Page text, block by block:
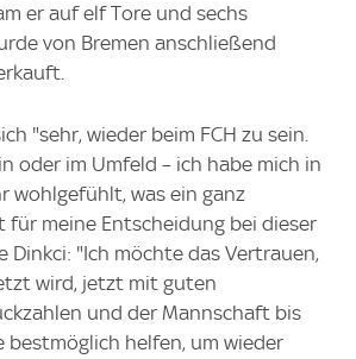
er auf elf Tore und sechs
von Bremen anschließend
"sehr, wieder beim FCH zu sein.
oder im Umfeld – ich habe mich in
wohlgefühlt, was ein ganz
für meine Entscheidung bei dieser
Dinkci: "Ich möchte das Vertrauen,
wird, jetzt mit guten
und der Mannschaft bis
bestmöglich helfen, um wieder